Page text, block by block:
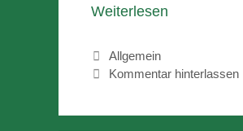
Weiterlesen
Kategorien
Allgemein
Kommentar hinterlassen